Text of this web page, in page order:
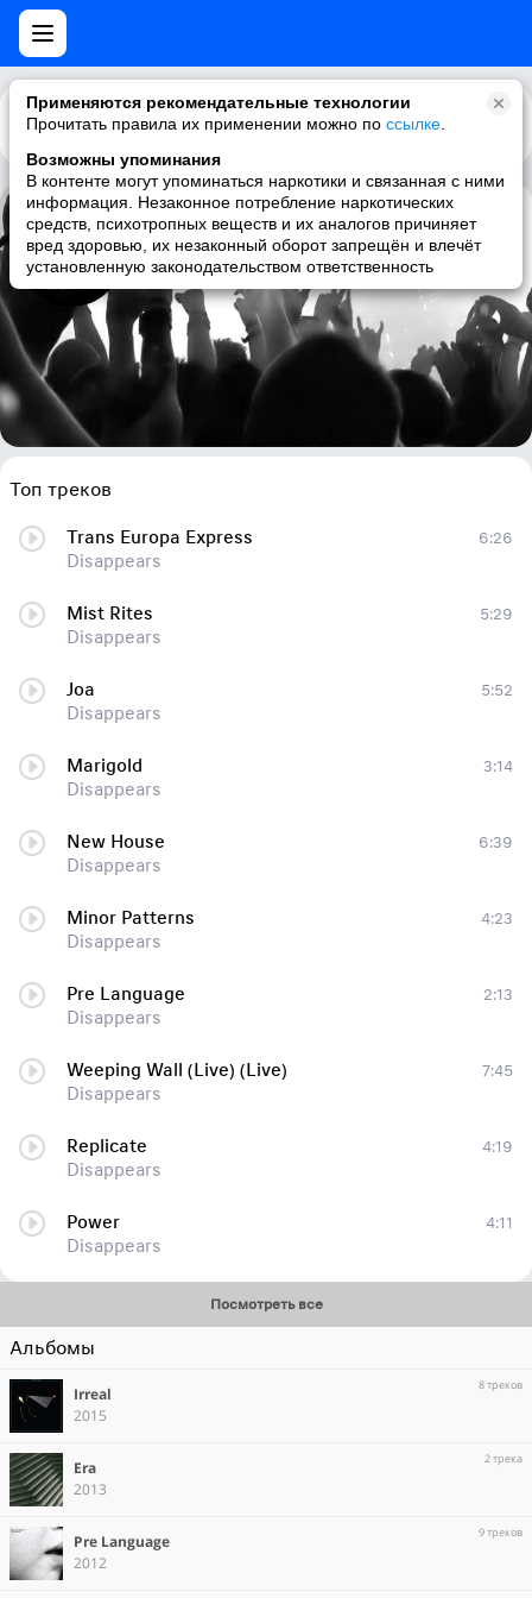
Применяются рекомендательные технологии
Прочитать правила их применении можно по ссылке
Возможны упоминания
В контенте могут упоминаться наркотики и связанная с ними
информация. Незаконное потребление наркотических
средств, психотропных веществ и их аналогов причиняет
вред здоровью, их незаконный оборот запрещён и влечёт
установленную законодательством ответственность
Каталог Рекомендации
Disappears
Топ треков
Trans Europa Express
Disappears
6:26
Mist Rites
Disappears
5:29
Joa
Disappears
5:52
Marigold
Disappears
3:14
New House
Disappears
6:39
Minor Patterns
Disappears
4:23
Pre Language
Disappears
2:13
Weeping Wall (Live) (Live)
Disappears
7:45
Replicate
Disappears
4:19
Power
Disappears
4:11
Посмотреть все
Альбомы
Irreal
2015
8 треков
Era
2013
2 трека
Pre Language
2012
9 треков